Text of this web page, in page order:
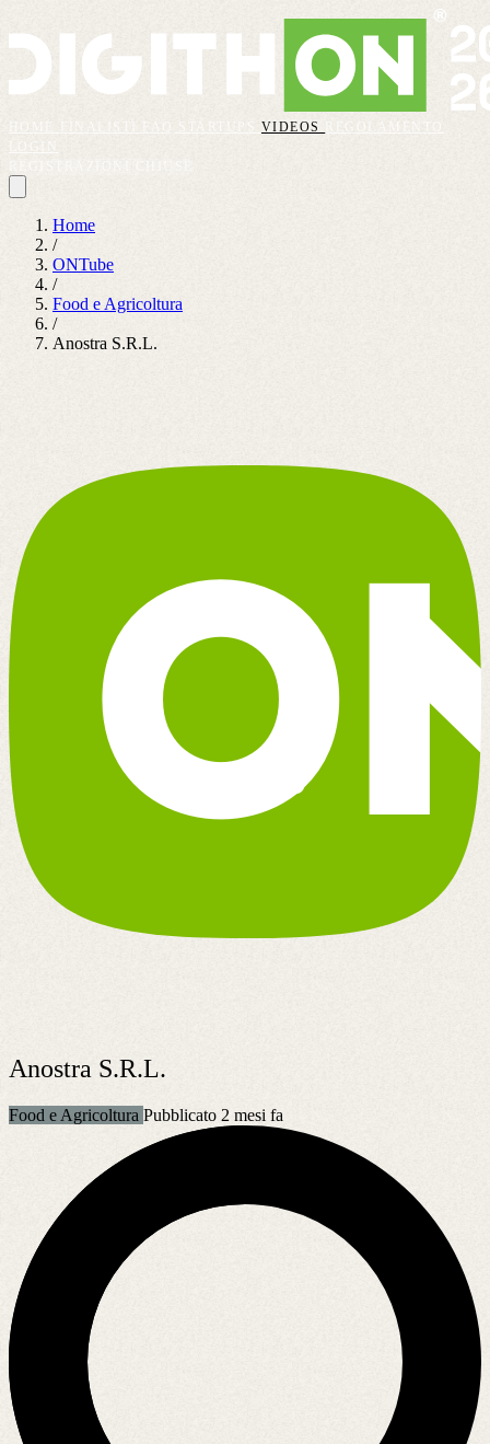
VIDEOS
REGOLAMENTO
Home
/
ONTube
/
Food e Agricoltura
/
Anostra S.R.L.
Anostra S.R.L.
Food e Agricoltura Pubblicato 2 mesi fa